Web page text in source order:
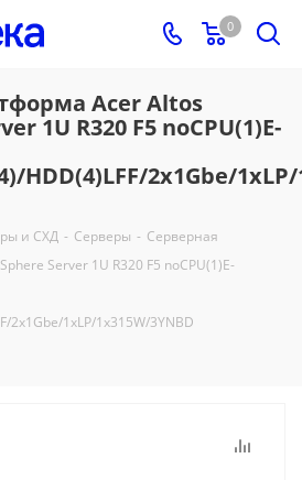
0
Acer Altos
1U R320 F5 noCPU(1)E-
HDD(4)LFF/2x1Gbe/
и СХД - Серверы - Серверная
Server 1U R320 F5 noCPU(1)E-
2x1Gbe/1xLP/1x315W/3YNBD